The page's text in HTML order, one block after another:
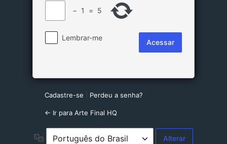
− 1 = 5
Lembrar-me
Cadastre-se Perdeu a senha?
← Ir para Arte Final HQ
Idioma